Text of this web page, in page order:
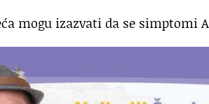
mogu izazvati da se simptomi